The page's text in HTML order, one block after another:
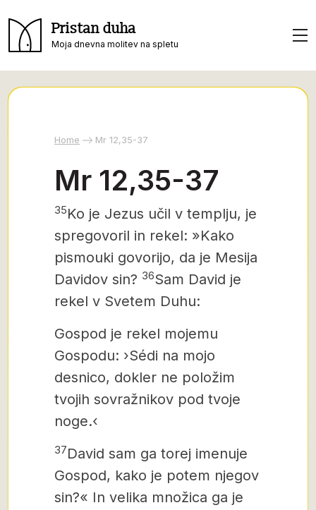
Pristan duha
Moja dnevna molitev na spletu
Home Mr 12,35-37
Mr 12,35-37
35Ko je Jezus učil v templju, je
spregovoril in rekel: »Kako
pismouki govorijo, da je Mesija
Davidov sin? 36Sam David je
rekel v Svetem Duhu:
Gospod je rekel mojemu
Gospodu: ›Sédi na mojo
desnico, dokler ne položim
tvojih sovražnikov pod tvoje
noge.‹
37David sam ga torej imenuje
Gospod, kako je potem njegov
sin?« In velika množica ga je